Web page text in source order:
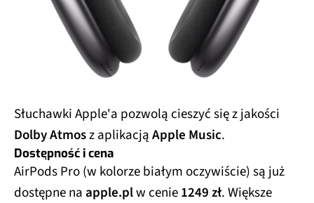
Słuchawki Apple'a pozwolą cieszyć się z jakości
Dolby Atmosz aplikacjąApple Music.
Dostępność i cena
AirPods Pro (w kolorze białym oczywiście) są już
dostępne naapple.plw cenie1249 zł. Większe